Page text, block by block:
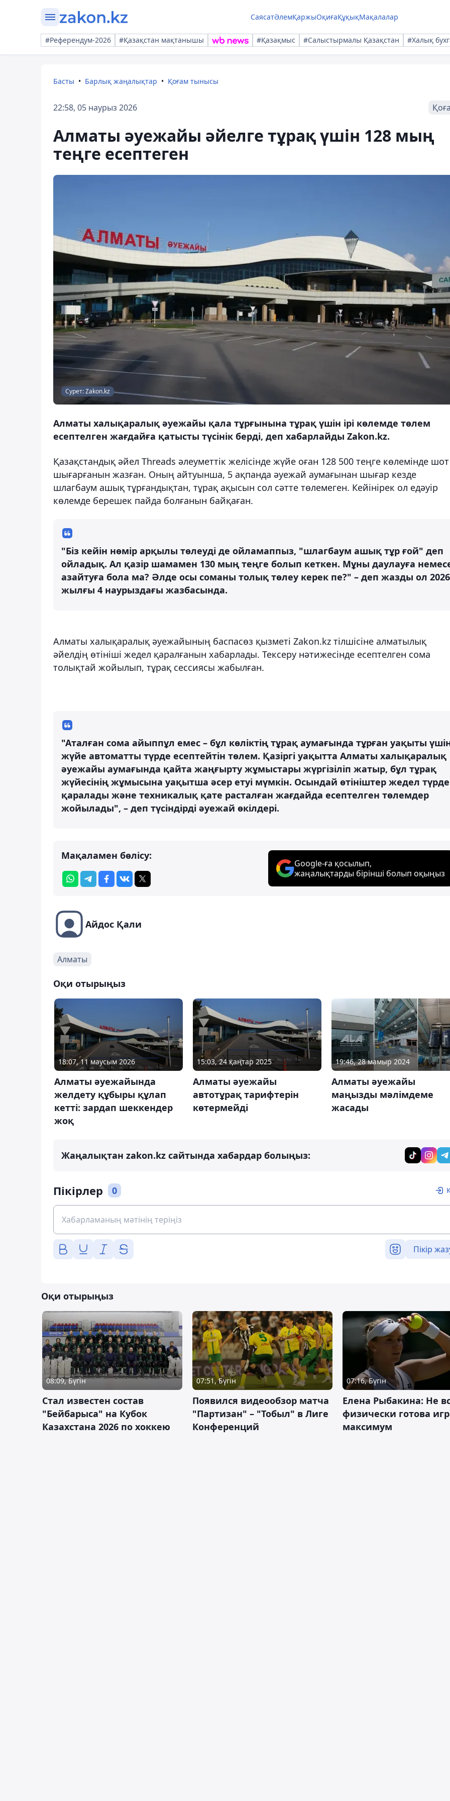
СаясатӘлемҚаржыОқиғаҚұқықМақалалар
#Референдум-2026 #Қазақстан мақтанышы #Қазақмыс #Салыстырмалы Қазақстан #Халық
Басты Барлық жаңалықтар Қоғам тынысы
22:58, 05 наурыз 2026
Алматы әуежайы әйелге тұрақ үшін 128 мың
теңге есептеген
Сурет: Zakon.kz
Алматы халықаралық әуежайы қала тұрғынына тұрақ үшін ірі көлемде төлем
есептелген жағдайға қатысты түсінік берді, деп хабарлайды Zakon.kz.
Қазақстандық әйел Threads әлеуметтік желісінде жүйе оған 128 500 теңге көлемінде шот
шығарғанын жазған. Оның айтуынша, 5 ақпанда әуежай аумағынан шығар кезде
шлагбаум ашық тұрғандықтан, тұрақ ақысын сол сәтте төлемеген. Кейінірек ол едәуір
көлемде берешек пайда болғанын байқаған.
"Біз кейін нөмір арқылы төлеуді де ойламаппыз, "шлагбаум ашық тұр ғой" деп
ойладық. Ал қазір шамамен 130 мың теңге болып кеткен. Мұны даулауға
азайтуға бола ма? Әлде осы соманы толық төлеу керек пе?" – деп жазды ол 2026
жылғы 4 наурыздағы жазбасында.
Алматы халықаралық әуежайының баспасөз қызметі Zakon.kz тілшісіне алматылық
әйелдің өтініші жедел қаралғанын хабарлады. Тексеру нәтижесінде есептелген сома
толықтай жойылып, тұрақ сессиясы жабылған.
"Аталған сома айыппұл емес – бұл көліктің тұрақ аумағында тұрған уақыты
жүйе автоматты түрде есептейтін төлем. Қазіргі уақытта Алматы халықаралық
әуежайы аумағында қайта жаңғырту жұмыстары жүргізіліп жатыр, бұл тұрақ
жүйесінің жұмысына уақытша әсер етуі мүмкін. Осындай өтініштер жедел түрде
қаралады және техникалық қате расталған жағдайда есептелген төлемдер
жойылады", – деп түсіндірді әуежай өкілдері.
Мақаламен бөлісу:
Google-ға қосылып,
жаңалықтарды бірінші болып оқыңыз
Айдос Қали
Алматы
Оқи отырыңыз
18:07, 11 маусым 2026
Алматы әуежайында
желдету құбыры құлап
кетті: зардап шеккендер
жоқ
15:03, 24 қаңтар 2025
Алматы әуежайы
автотұрақ тарифтерін
көтермейді
19:46, 28 мамыр 2024
Алматы әуежайы
маңызды мәлімдеме
жасады
Жаңалықтан zakon.kz сайтында хабардар болыңыз:
Пікірлер 0
Пікір
Оқи отырыңыз
08:09, Бүгін
Стал известен состав
"Бейбарыса" на Кубок
Казахстана 2026 по хоккею
07:51, Бүгін
Появился видеообзор матча
"Партизан" – "Тобыл" в Лиге
Конференций
07:16, Бүгін
Елена Рыбакина: Не
физически готова
максимум